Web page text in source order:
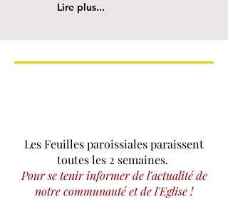
Lire plus...
Les Feuilles paroissiales paraissent
toutes les 2 semaines.
Pour se tenir informer de l'actualité de
notre communauté et de l'Eglise !